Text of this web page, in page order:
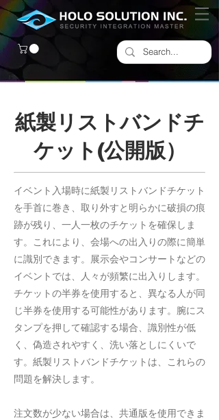
紙製リストバンドチ
ケット(公開版）
イベント入場時に紙製リストバンドチケット
を手首に巻き、取り外すと明らかに破損の痕
跡が残り、一人一枚のチケットを確保しま
す。これにより、会場への出入りの際に簡単
に識別できます。展示会やコンサートなどの
イベントでは、人々が頻繁に出入りします。
チケットの半券を使用すると、異なる人が同
じ半券を使用する可能性があります。腕にス
タンプを押して確認する場合、識別性が低
く、偽造されやすく、洗い落としにくいで
す。紙製リストバンドチケットは、これらの
問題を解決します。
注文数が少ない場合は、共通版を使用できま